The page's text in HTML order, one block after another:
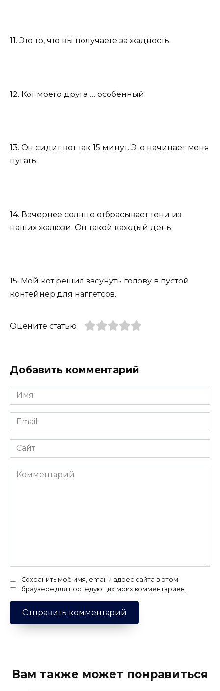
11. Это то, что вы получаете за жадность.
12. Кот моего друга … особенный.
13. Он сидит вот так 15 минут. Это начинает меня
пугать.
14. Вечернее солнце отбрасывает тени из
наших жалюзи. Он такой каждый день.
15. Мой кот решил засунуть голову в пустой
контейнер для наггетсов.
Оцените статью
Добавить комментарий
Имя
*
Email
*
Сайт
Комментарий
Сохранить моё имя, email и адрес сайта в этом
браузере для последующих моих комментариев.
Вам также может понравиться